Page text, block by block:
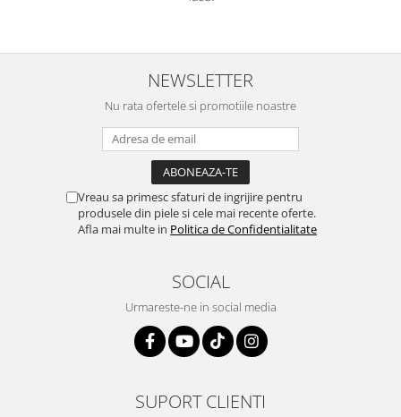
NEWSLETTER
Nu rata ofertele si promotiile noastre
Vreau sa primesc sfaturi de ingrijire pentru
produsele din piele si cele mai recente oferte.
Afla mai multe in Politica de Confidentialitate
SOCIAL
Urmareste-ne in social media
SUPORT CLIENTI